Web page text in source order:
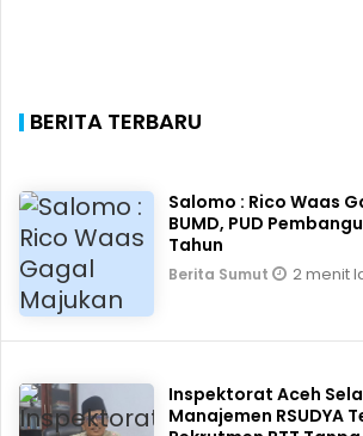
BERITA TERBARU
Salomo : Rico Waas
BUMD, PUD
Tahun
Berita Sumut 2 menit
Inspektorat Aceh
Manajemen RSUDYA